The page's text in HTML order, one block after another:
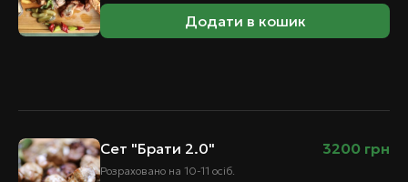
Додати в кошик
Сет "Брати 2.0" 3200 грн
Розраховано на 10-11 осіб.